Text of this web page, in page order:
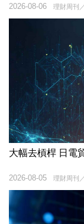
理財周刊
2026-08-06
大幅去槓桿 日電
理財周刊
2026-08-05